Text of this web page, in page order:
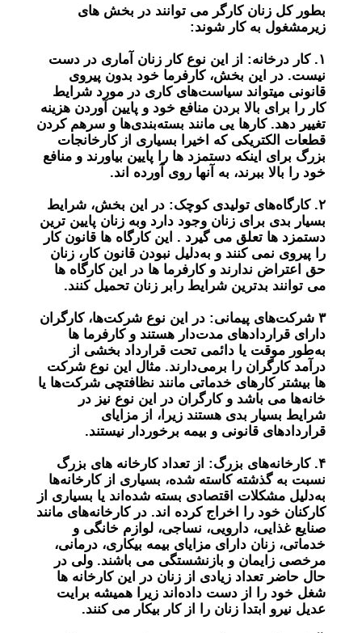
بطور کل زنان کارگر می توانند در بخش های
زیرمشغول به کار شوند:
۱. کار درخانه: از این نوع کار زنان آماری در دست
نیست. در این بخش، کارفرما خود بدون پیروی
قانونی میتواند سیاست‌های کاری در مورد شرایط
کار را برای بالا بردن منافع خود و پایین آوردن هزینه
تغییر دهد. کارها یی مانند بسته‌بندی‌ها و سرهم کردن
قطعات الکتریکی که اخیرا بسیاری از کارخانجات
بزرگ برای اینکه دستمزد ها را پایین بیاورند و منافع
خود را بالا ببرند، به آنها روی آورده اند.
۲. کارگاه‌های تولیدی کوچک: در این بخش، شرایط
بسیار بدی برای زنان وجود دارد وبه زنان پایین ترین
دستمزد ها تعلق می گیرد . این کارگاه ها قانون کار
را پیروی نمی کنند و به‌دلیل نبودن قانون کار، زنان
حق اعتراض ندارند و کارفرما ها در این کارگاه ها
می توانند بدترین شرایط رابر زنان تحمیل کنند.
۳شرکت‌های پیمانی: در این نوع شرکت‌ها، کارگران
دارای قرارداد‌های مدت‌دار هستند و کارفرما ها
به‌طور موقت یا دائمی تحت قرارداد بخشی از
درآمد کارگران را برمی‌دارند. مثال این نوع شرکت
ها بیشتر کار‌های خدماتی مانند نظافتچی شرکت‌ها یا
خانه‌ها می باشد و کارگران در این نوع نیز در
شرایط بسیار بدی هستند زیرا، از مزایای
قرارداد‌های قانونی و بیمه برخوردار نیستند.
۴. کارخانه‌های بزرگ: از تعداد کارخانه های بزرگ
نسبت به گذشته کاسته شده، بسیاری از کارخانه‌ها
به‌دلیل مشکلات اقتصادی بسته شده‌اند یا بسیاری از
کارکنان خود را اخراج کرده اند. در کارخانه‌های مانند
صنایع غذایی، دارویی، نساجی، لوازم خانگی و
خدماتی، زنان دارای مزایای بیمه بیکاری، درمانی،
مرخصی زایمان و بازنشستگی می باشند. ولی در
حال حاضر تعداد زیادی از زنان در این کارخانه ها
شغل خود را از دست داده‌اند زیرا همیشه برایت
عدیل نیرو ابتدا زنان را از کار بیکار می کنند.